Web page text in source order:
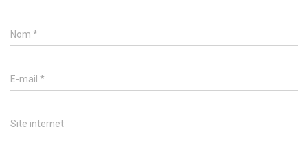
Nom *
E-mail *
Site internet